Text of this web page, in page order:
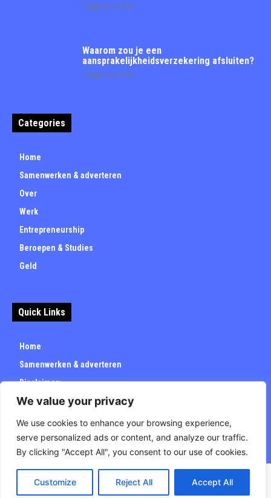
We value your privacy
We use cookies to enhance your browsing experience,
serve personalized ads or content, and analyze our traffic.
By clicking "Accept All", you consent to our use of cookies.
Customize Reject All Accept All
7 augustus 2026
Waarom zou je een
aansprakelijkheidsverzekering afsluiten?
7 augustus 2026
Categories
Home
Samenwerken & adverteren
Over
Werk
Entrepreneurship
Beroepen & Studies
Geld
Quick Links
Home
Samenwerken & adverteren
Disclaimer:
Over
Privacybeleid
© Carrieretijd.nl - All rights reserved.